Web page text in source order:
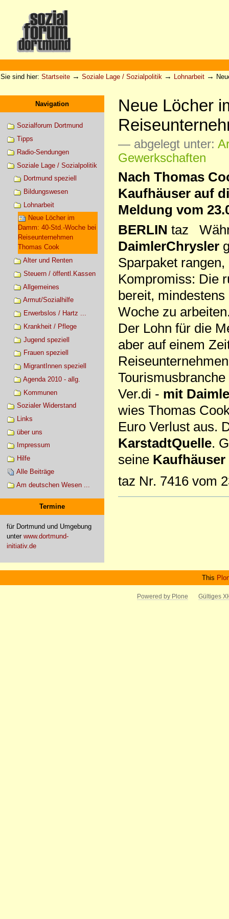
Werkzeuge
Sie sind hier: Startseite → Soziale Lage / Sozialpolitik → Lohnarbeit →
Navigation
Sozialforum Dortmund
Tipps
Radio-Sendungen
Soziale Lage / Sozialpolitik
Dortmund speziell
Bildungswesen
Lohnarbeit
Neue Löcher im
Damm: 40-Std.-Woche bei
Reiseunternehmen
Thomas Cook
Alter und Renten
Steuern / öffentl.Kassen
Allgemeines
Armut/Sozialhilfe
Erwerbslos / Hartz ...
Krankheit / Pflege
Jugend speziell
Frauen speziell
MigrantInnen speziell
Agenda 2010 - allg.
Kommunen
Sozialer Widerstand
Links
über uns
Impressum
Hilfe
Alle Beiträge
Am deutschen Wesen ...
Termine
für Dortmund und Umgebung
unter www.dortmund-
initiativ.de
Neue Löcher
— abgelegt unter:
Gewerkschaften
Nach Thomas
Kaufhäuser auf
Meldung vom
BERLIN taz
DaimlerChrysler
Sparpaket
Kompromiss: Die
bereit,
Woche zu
Der Lohn für die
aber auf einem
Ver.di - mit
wies Thomas
Euro Verlust aus.
KarstadtQuelle.
seine Kaufhäuser
taz Nr. 7416 vom
This
Powered by Plone Gültiges